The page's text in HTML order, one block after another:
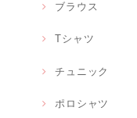
ブラウス
Tシャツ
チュニック
ポロシャツ